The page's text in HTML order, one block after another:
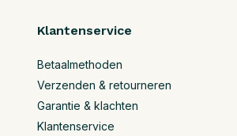
Klantenservice
Betaalmethoden
Verzenden & retourneren
Garantie & klachten
Klantenservice